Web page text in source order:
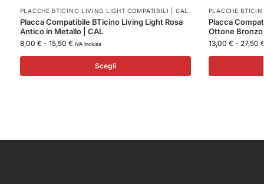
PLACCHE BTICINO LIVING LIGHT COMPATIBILI | CAL
Placca Compatibile BTicino Living Light Rosa
Antico in Metallo | CAL
8,00 € - 15,50 € IVA Inclusa
Scegli
PLACCHE
Placca
Ottone
13,00 € - 27,50